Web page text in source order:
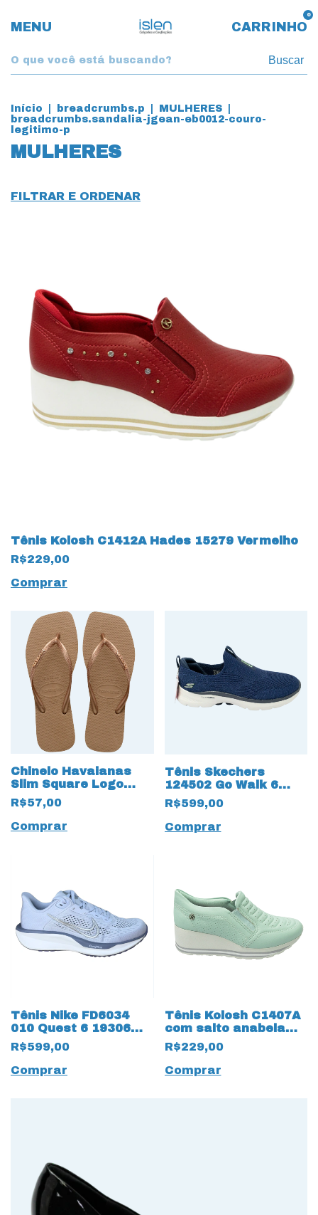
MENU CARRINHO
0
Buscar
Início breadcrumbs.p MULHERES
breadcrumbs.sandalia-jgean-eb0012-couro-
legitimo-p
MULHERES
FILTRAR E ORDENAR
Tênis Kolosh C1412A Hades 15279 Vermelho
R$229,00
Comprar
Chinelo Havaianas
Slim Square Logo
Metalizado Dourado
R$57,00
Comprar
Tênis Skechers
124502 Go Walk 6
Glimmering 13564
com Hyper Pillars
R$599,00
Comprar
Tênis Nike FD6034
010 Quest 6 19306
Cinza Metálico
R$599,00
Comprar
Tênis Kolosh C1407A
com salto anabela
Almeria Green 14158
Verde Claro
R$229,00
Comprar